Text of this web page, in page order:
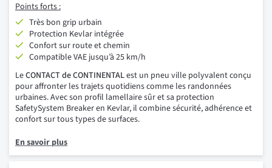
Points forts :
Très bon grip urbain
Protection Kevlar intégrée
Confort sur route et chemin
Compatible VAE jusqu’à 25 km/h
LeCONTACT de CONTINENTALest un pneu ville polyvalent conçu
pour affronter les trajets quotidiens comme les randonnées
urbaines. Avec son profil lamellaire sûr et sa protection
SafetySystem Breaker en Kevlar, il combine sécurité, adhérence et
confort sur tous types de surfaces.
En savoir plus